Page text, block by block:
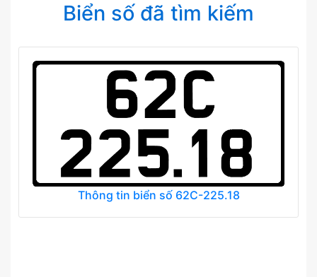
Biển số đã tìm kiếm
Thông tin biển số 62C-225.18